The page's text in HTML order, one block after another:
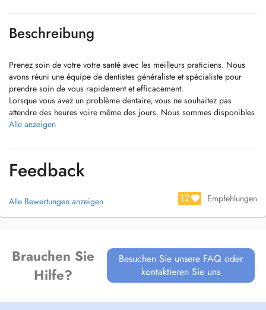
Beschreibung
Prenez soin de votre votre santé avec les meilleurs praticiens. Nous
avons réuni une équipe de dentistes généraliste et spécialiste pour
prendre soin de vous rapidement et efficacement.
Lorsque vous avez un problème dentaire, vous ne souhaitez pas
attendre des heures voire même des jours. Nous sommes disponibles
6 jours sur 7 et notre cabinet dentaire à Strassen vous accueillent
3 Places de Parking vous sont réservées.
Alle anzeigen
Feedback
Alle Bewertungen anzeigen 12 Empfehlungen
Brauchen Sie
Hilfe?
Besuchen Sie unsere FAQ oder
kontaktieren Sie uns